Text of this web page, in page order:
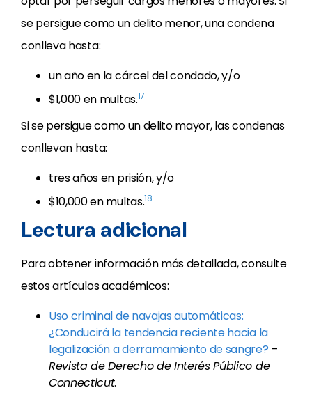
se persigue como un delito menor, una condena
conlleva hasta:
un año en la cárcel del condado, y/o
$1,000 en multas.17
Si se persigue como un delito mayor, las condenas
conllevan hasta:
tres años en prisión, y/o
$10,000 en multas.18
Lectura adicional
Para obtener información más detallada, consulte
estos artículos académicos:
Uso criminal de navajas automáticas:
¿Conducirá la tendencia reciente hacia la
legalización a derramamiento de sangre? –
Revista de Derecho de Interés Público de
Connecticut.